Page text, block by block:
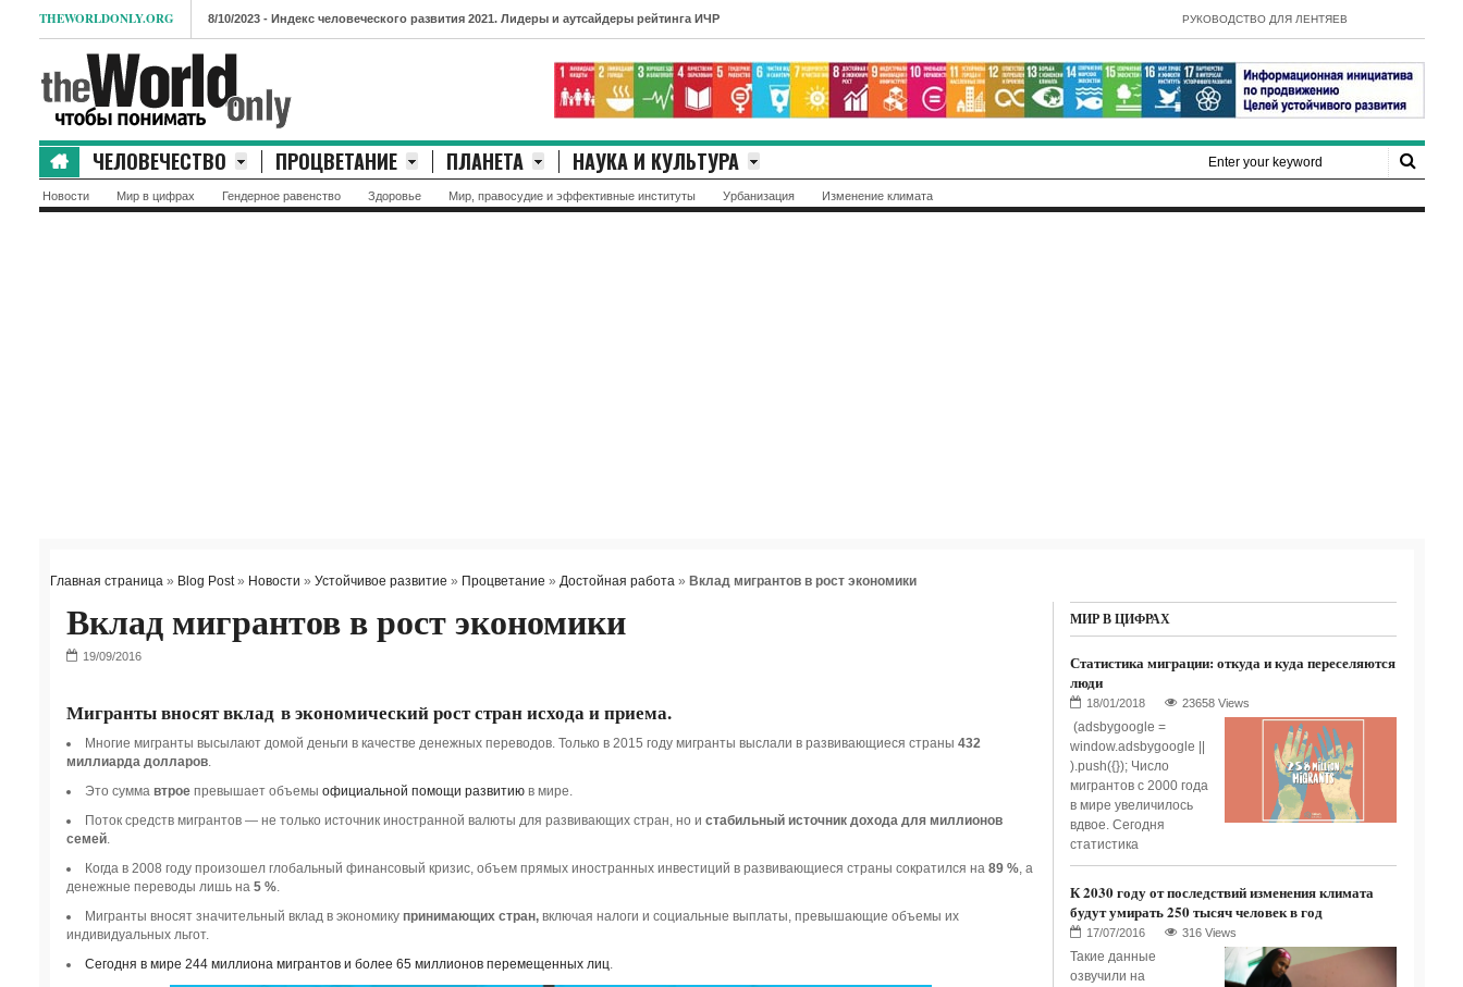
THEWORLDONLY.ORG - Индекс человеческого развития 2021. Лидеры и аутсайдеры рейтинга ИЧР - E-Government Development
РУКОВОДСТВО ДЛЯ ЛЕНТЯЕВ
ЧЕЛОВЕЧЕСТВО ПРОЦВЕТАНИЕ ПЛАНЕТА НАУКА И КУЛЬТУРА
Новости Мир в цифрах Гендерное равенство Здоровье Мир, правосудие и эффективные институты Урбанизация Изменение климата
Главная страница» Blog Post» Новости » Устойчивое развитие » Процветание » Достойная работа» Вклад мигрантов в рост экономики
Вклад мигрантов в рост экономики
Мигранты вносят вклад в экономический рост стран исхода и приема.
Многие мигранты высылают домой деньги в качестве денежных переводов. Только в 2015 году мигранты выслали в развивающиеся страны 432
миллиарда долларов.
Это сумма втроепревышает объемы официальной помощи развитиюв мире.
Поток средств мигрантов — не только источник иностранной валюты для развивающих стран, но и стабильный источник дохода для миллионов
семей.
Когда в 2008 году произошел глобальный финансовый кризис, объем прямых иностранных инвестиций в развивающиеся страны сократился на89 %, а
денежные переводы лишь на 5 %.
Мигранты вносят значительный вклад в экономику принимающих стран,включая налоги и социальные выплаты, превышающие объемы их
индивидуальных льгот.
Сегодня в мире 244 миллиона мигрантов и более 65 миллионов перемещенных лиц.
МИР В ЦИФРАХ
Статистика миграции: откуда и куда переселяются
люди
23658 Views
(adsbygoogle =
window.adsbygoogle ||
).push({}); Число
мигрантов с 2000 года
в мире увеличилось
вдвое. Сегодня
статистика
К 2030 году от последствий изменения климата
будут умирать 250 тысяч человек в год
316 Views
Такие данные
озвучили на